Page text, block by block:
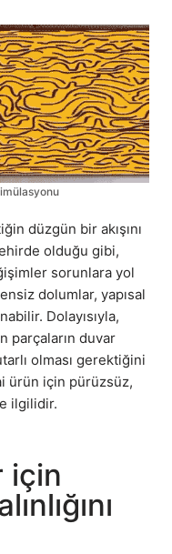
düzgün bir akışını
olduğu gibi,
sorunlara yol
dolumlar, yapısal
Dolayısıyla,
parçaların duvar
olması gerektiğini
ürün için pürüzsüz,
ilgilidir.
için